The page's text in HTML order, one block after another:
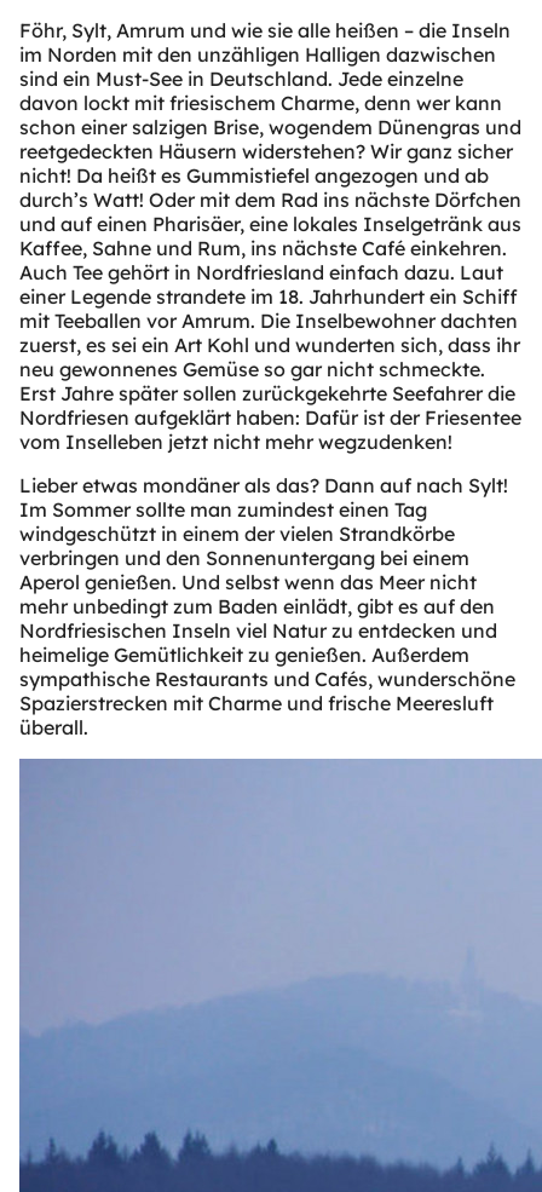
Föhr, Sylt, Amrum und wie sie alle heißen – die Inseln
im Norden mit den unzähligen Halligen dazwischen
sind ein Must-See in Deutschland. Jede einzelne
davon lockt mit friesischem Charme, denn wer kann
schon einer salzigen Brise, wogendem Dünengras und
reetgedeckten Häusern widerstehen? Wir ganz sicher
nicht! Da heißt es Gummistiefel angezogen und ab
durch’s Watt! Oder mit dem Rad ins nächste Dörfchen
und auf einen Pharisäer, eine lokales Inselgetränk aus
Kaffee, Sahne und Rum, ins nächste Café einkehren.
Auch Tee gehört in Nordfriesland einfach dazu. Laut
einer Legende strandete im 18. Jahrhundert ein Schiff
mit Teeballen vor Amrum. Die Inselbewohner dachten
zuerst, es sei ein Art Kohl und wunderten sich, dass ihr
neu gewonnenes Gemüse so gar nicht schmeckte.
Erst Jahre später sollen zurückgekehrte Seefahrer die
Nordfriesen aufgeklärt haben: Dafür ist der Friesentee
vom Inselleben jetzt nicht mehr wegzudenken!
Lieber etwas mondäner als das? Dann auf nach Sylt!
Im Sommer sollte man zumindest einen Tag
windgeschützt in einem der vielen Strandkörbe
verbringen und den Sonnenuntergang bei einem
Aperol genießen. Und selbst wenn das Meer nicht
mehr unbedingt zum Baden einlädt, gibt es auf den
Nordfriesischen Inseln viel Natur zu entdecken und
heimelige Gemütlichkeit zu genießen. Außerdem
sympathische Restaurants und Cafés, wunderschöne
Spazierstrecken mit Charme und frische Meeresluft
überall.